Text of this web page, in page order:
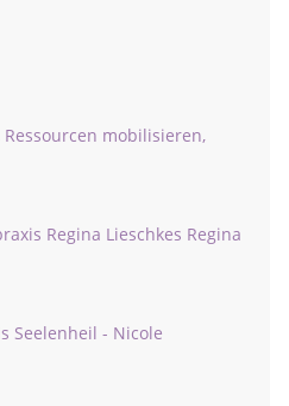
mobilisieren,
Regina Lieschkes Regina
Seelenheil - Nicole